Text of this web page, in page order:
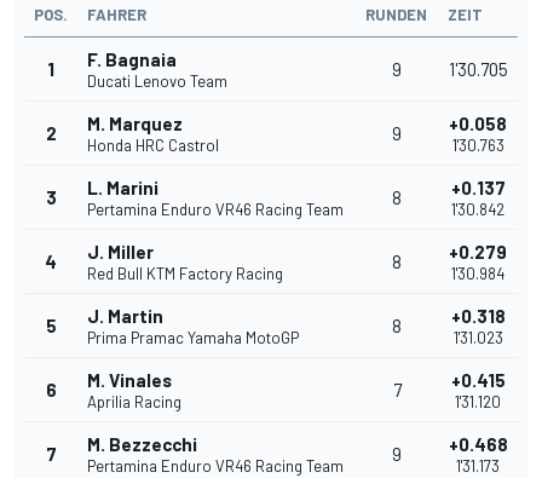
POS. FAHRER RUNDEN ZEIT
1 F. Bagnaia
Ducati Lenovo Team
9 1'30.705
2 M. Marquez
Honda HRC Castrol
9 +0.058
1'30.763
3 L. Marini
Pertamina Enduro VR46 Racing Team
8 +0.137
1'30.842
4 J. Miller
Red Bull KTM Factory Racing
8 +0.279
1'30.984
5 J. Martin
Prima Pramac Yamaha MotoGP
8 +0.318
1'31.023
6 M. Vinales
Aprilia Racing
7 +0.415
1'31.120
7 M. Bezzecchi
Pertamina Enduro VR46 Racing Team
9 +0.468
1'31.173